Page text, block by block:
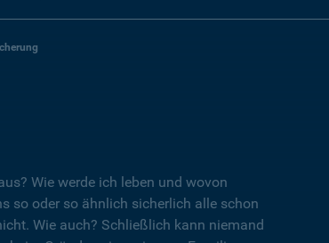
Wie werde ich leben und wovon
so oder so ähnlich sicherlich alle schon
Wie auch? Schließlich kann niemand